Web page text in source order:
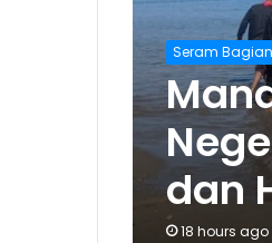
Seram
dan
18 hours ago